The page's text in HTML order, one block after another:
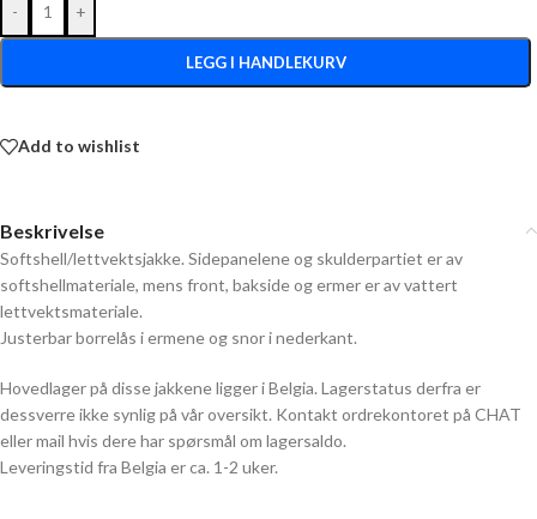
- +
LEGG I HANDLEKURV
Add to wishlist
Beskrivelse
Softshell/lettvektsjakke. Sidepanelene og skulderpartiet er av
softshellmateriale, mens front, bakside og ermer er av vattert
lettvektsmateriale.
Justerbar borrelås i ermene og snor i nederkant.
Hovedlager på disse jakkene ligger i Belgia. Lagerstatus derfra er
dessverre ikke synlig på vår oversikt. Kontakt ordrekontoret på CHAT
eller mail hvis dere har spørsmål om lagersaldo.
Leveringstid fra Belgia er ca. 1-2 uker.